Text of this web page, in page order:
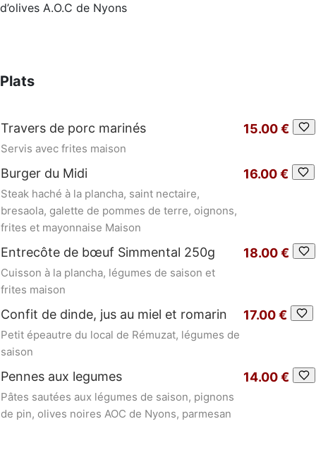
d’olives A.O.C de Nyons
Plats
Travers de porc marinés
Servis avec frites maison
15.00 €
Burger du Midi
Steak haché à la plancha, saint nectaire,
bresaola, galette de pommes de terre, oignons,
frites et mayonnaise Maison
16.00 €
Entrecôte de bœuf Simmental 250g
Cuisson à la plancha, légumes de saison et
frites maison
18.00 €
Confit de dinde, jus au miel et romarin
Petit épeautre du local de Rémuzat, légumes de
saison
17.00 €
Pennes aux legumes
Pâtes sautées aux légumes de saison, pignons
de pin, olives noires AOC de Nyons, parmesan
14.00 €